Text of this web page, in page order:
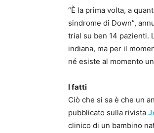
“È la prima volta, a
sindrome di Down”,
trial su ben 14 pazienti.
indiana, ma per il
né esiste al momento
I fatti
Ciò che si sa è che un
pubblicato sulla rivista
clinico di un bambino